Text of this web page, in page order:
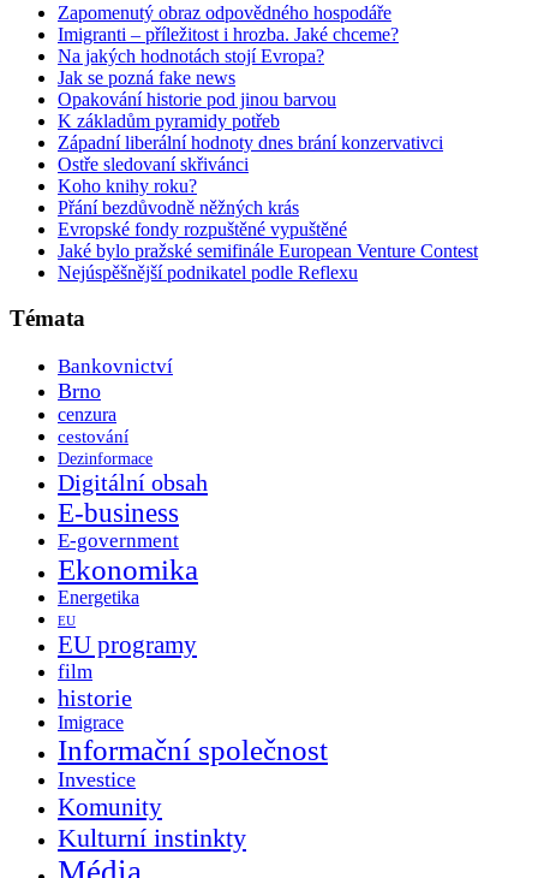
Zapomenutý obraz odpovědného hospodáře
Imigranti – příležitost i hrozba. Jaké chceme?
Na jakých hodnotách stojí Evropa?
Jak se pozná fake news
Opakování historie pod jinou barvou
K základům pyramidy potřeb
Západní liberální hodnoty dnes brání konzervativci
Ostře sledovaní skřivánci
Koho knihy roku?
Přání bezdůvodně něžných krás
Evropské fondy rozpuštěné vypuštěné
Jaké bylo pražské semifinále European Venture Contest
Nejúspěšnější podnikatel podle Reflexu
Témata
Bankovnictví
Brno
cenzura
cestování
Dezinformace
Digitální obsah
E-business
E-government
Ekonomika
Energetika
EU
EU programy
film
historie
Imigrace
Informační společnost
Investice
Komunity
Kulturní instinkty